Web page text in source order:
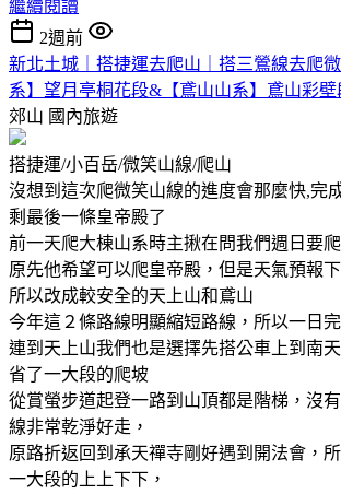
繼續閱讀
2週前
新北土城｜搭捷運去爬山｜搭三鶯線去爬
系】望月亭桐花段&【鳶山山系】鳶山彩壁
郊山 國內旅遊
搭捷運/小百岳/微笑山線/爬山
沒想到這次爬微笑山線的進度會那麼快,完
剩最後一條皇帝殿了
前一天爬大棟山系時主揪在問我們週日要
原先他希望可以爬皇帝殿，但是天氣預報
所以改成較安全的天上山和鳶山
今年這２條路線明顯縮短路線，所以一日
連到天上山我們也是選擇先搭公車上到南天
省了一大段的爬坡
從賞螢步道起登一路到山頂都是階梯，沒
線非常乾淨好走，
原路折返回到承天禪寺剛好遇到開法會，
一大段的上上下下，